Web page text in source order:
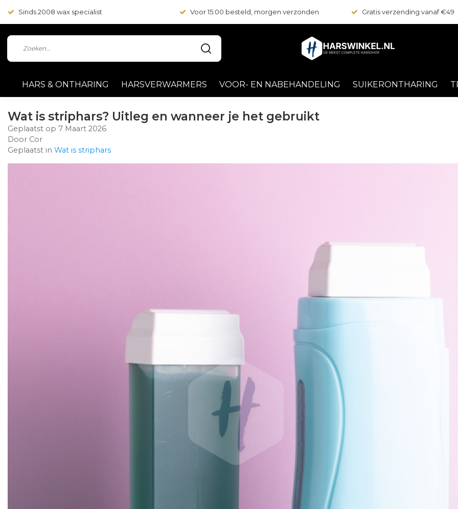
Sinds 2008 wax specialist Voor 15:00 besteld, morgen verzonden Gratis verzending vanaf €49
HARS & ONTHARING HARSVERWARMERS VOOR- EN NABEHANDELING SUIKERONTHARING
Wat is striphars? Uitleg en wanneer je het gebruikt
Geplaatst op 7 Maart 2026
Door Cor
Geplaatst in Wat is striphars